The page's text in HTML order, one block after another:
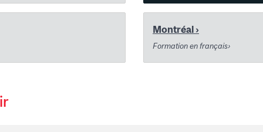
Montréal ›
Formation en français›